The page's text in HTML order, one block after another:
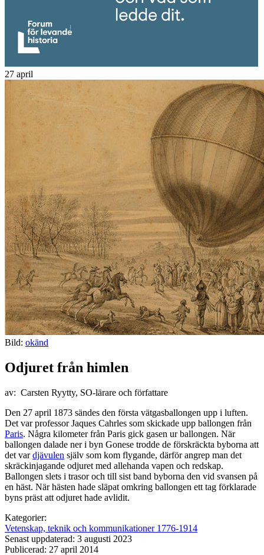
27 april
Bild: okänd
Odjuret från himlen
av: Carsten Ryytty, SO-lärare och författare
Den 27 april 1873 sändes den första vätgasballongen upp i luften.
Det var professor Jaques Cahrles som skickade upp ballongen från
Paris. Några kilometer från Paris gick gasen ur ballongen. När
ballongen dalade ner i byn Gonese trodde de förskräckta byborna att
det vardjävulen själv som kom flygande, därför angrep man det
skräckinjagande odjuret med allehanda vapen och redskap.
Ballongen slets i trasor och till sist band byborna den vid svansen på
en häst. När hästen hade släpat omkring ballongen ett tag förklarade
byns präst att odjuret hade avlidit.
Kategorier:
Vetenskap, teknik och kommunikationer 1776-1914
Senast uppdaterad: 3 augusti 2023
Publicerad: 27 april 2014